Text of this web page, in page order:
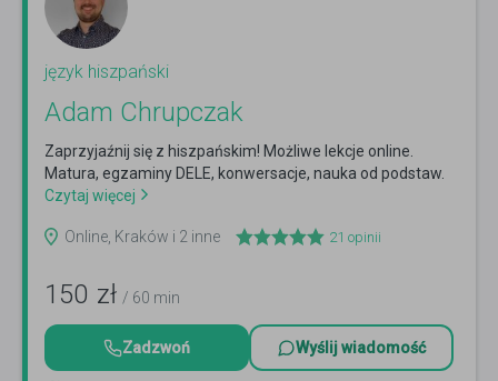
język hiszpański
Adam Chrupczak
Zaprzyjaźnij się z hiszpańskim! Możliwe lekcje online.
Matura, egzaminy DELE, konwersacje, nauka od podstaw.
Czytaj więcej
Online, Kraków i 2 inne 21 opinii
150 zł / 60 min
Zadzwoń Wyślij wiadomość